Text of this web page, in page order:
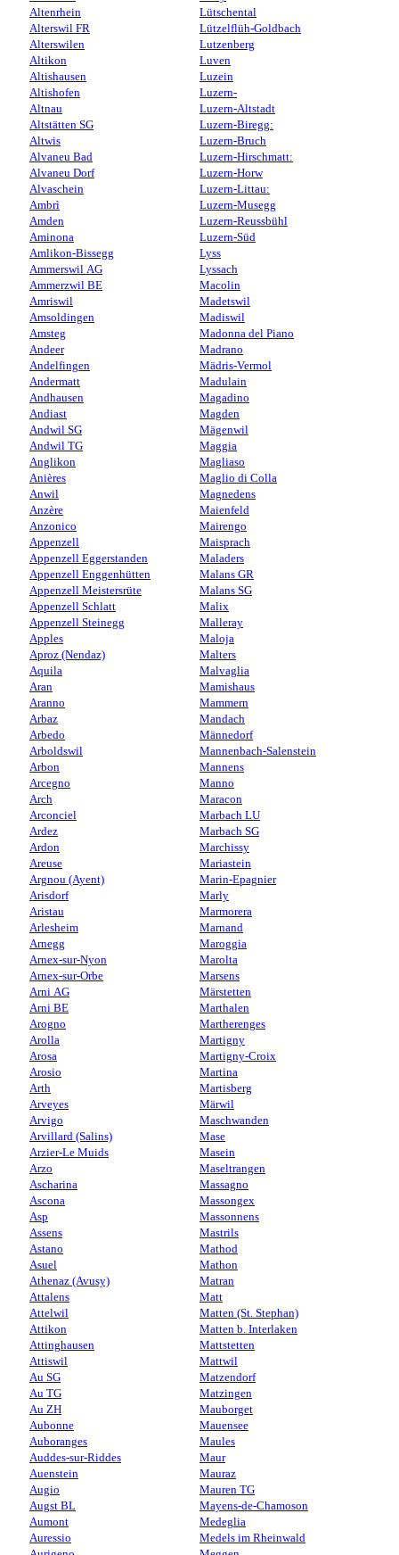
Altenrhein
Alterswil FR
Alterswilen
Altikon
Altishausen
Altishofen
Altnau
Altstätten SG
Altwis
Alvaneu Bad
Alvaneu Dorf
Alvaschein
Ambrì
Amden
Aminona
Amlikon-Bissegg
Ammerswil AG
Ammerzwil BE
Amriswil
Amsoldingen
Amsteg
Andeer
Andelfingen
Andermatt
Andhausen
Andiast
Andwil SG
Andwil TG
Anglikon
Anières
Anwil
Anzère
Anzonico
Appenzell
Appenzell Eggerstanden
Appenzell Enggenhütten
Appenzell Meistersrüte
Appenzell Schlatt
Appenzell Steinegg
Apples
Aproz (Nendaz)
Aquila
Aran
Aranno
Arbaz
Arbedo
Arboldswil
Arbon
Arcegno
Arch
Arconciel
Ardez
Ardon
Areuse
Argnou (Ayent)
Arisdorf
Aristau
Arlesheim
Arnegg
Arnex-sur-Nyon
Arnex-sur-Orbe
Arni AG
Arni BE
Arogno
Arolla
Arosa
Arosio
Arth
Arveyes
Arvigo
Arvillard (Salins)
Arzier-Le Muids
Arzo
Ascharina
Ascona
Asp
Assens
Astano
Asuel
Athenaz (Avusy)
Attalens
Attelwil
Attikon
Attinghausen
Attiswil
Au SG
Au TG
Au ZH
Aubonne
Auboranges
Auddes-sur-Riddes
Auenstein
Augio
Augst BL
Aumont
Auressio
Lütschental
Lützelflüh-Goldbach
Lutzenberg
Luven
Luzein
Luzern-
Luzern-Altstadt
Luzern-Biregg:
Luzern-Bruch
Luzern-Hirschmatt:
Luzern-Horw
Luzern-Littau:
Luzern-Musegg
Luzern-Reussbühl
Luzern-Süd
Lyss
Lyssach
Macolin
Madetswil
Madiswil
Madonna del Piano
Madrano
Mädris-Vermol
Madulain
Magadino
Magden
Mägenwil
Maggia
Magliaso
Maglio di Colla
Magnedens
Maienfeld
Mairengo
Maisprach
Maladers
Malans GR
Malans SG
Malix
Malleray
Maloja
Malters
Malvaglia
Mamishaus
Mammern
Mandach
Männedorf
Mannenbach-Salenstein
Mannens
Manno
Maracon
Marbach LU
Marbach SG
Marchissy
Mariastein
Marin-Epagnier
Marly
Marmorera
Marnand
Maroggia
Marolta
Marsens
Märstetten
Marthalen
Martherenges
Martigny
Martigny-Croix
Martina
Martisberg
Märwil
Maschwanden
Mase
Masein
Maseltrangen
Massagno
Massongex
Massonnens
Mastrils
Mathod
Mathon
Matran
Matt
Matten (St. Stephan)
Matten b. Interlaken
Mattstetten
Mattwil
Matzendorf
Matzingen
Mauborget
Mauensee
Maules
Maur
Mauraz
Mauren TG
Mayens-de-Chamoson
Medeglia
Medels im Rheinwald